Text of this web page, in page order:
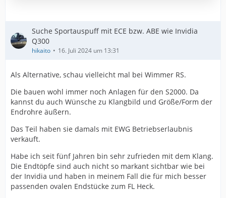
Suche Sportauspuff mit ECE bzw. ABE wie Invidia
Q300
hikaito 16. Juli 2024 um 13:31
Als Alternative, schau vielleicht mal bei Wimmer RS.
Die bauen wohl immer noch Anlagen für den S2000. Da
kannst du auch Wünsche zu Klangbild und Größe/Form der
Endrohre äußern.
Das Teil haben sie damals mit EWG Betriebserlaubnis
verkauft.
Habe ich seit fünf Jahren bin sehr zufrieden mit dem Klang.
Die Endtöpfe sind auch nicht so markant sichtbar wie bei
der Invidia und haben in meinem Fall die für mich besser
passenden ovalen Endstücke zum FL Heck.